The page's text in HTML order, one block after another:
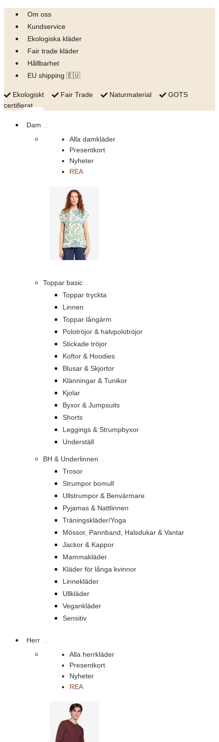
Skip
content
Om oss
Kundservice
Ekologiska kläder
Fair trade kläder
Hållbarhet
EU shipping 🇪🇺
Ekologiskt Fair Trade Naturmaterial
GOTS
certifierat
Dam
Alla damkläder
Presentkort
Nyheter
REA
Toppar basic
Toppar tryckta
Linnen
Toppar långärm
Polotröjor & halvpolotröjor
Stickade tröjor
Koftor & Hoodies
Blusar & Skjortor
Klänningar & Tunikor
Kjolar
Byxor & Jumpsuits
Shorts
Leggings & Strumpbyxor
Underställ
BH & Underlinnen
Trosor
Strumpor bomull
Ullstrumpor & Benvärmare
Pyjamas & Nattlinnen
Träningskläder/Yoga
Mössor, Pannband, Halsdukar & Vantar
Jackor & Kappor
Mammakläder
Kläder för långa kvinnor
Linnekläder
Ullkläder
Vegankläder
Sensitiv
Herr
Alla herrkläder
Presentkort
Nyheter
REA